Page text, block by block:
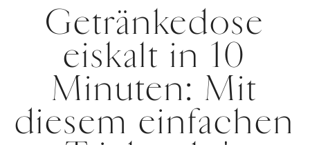
Getränkedose
eiskalt in 10
Minuten: Mit
diesem einfachen